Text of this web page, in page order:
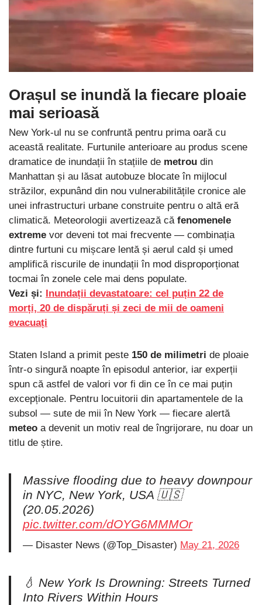
Orașul se inundă la fiecare ploaie
mai serioasă
New York-ul nu se confruntă pentru prima oară cu
această realitate. Furtunile anterioare au produs scene
dramatice de inundații în stațiile de metrou din
Manhattan și au lăsat autobuze blocate în mijlocul
străzilor, expunând din nou vulnerabilitățile cronice ale
unei infrastructuri urbane construite pentru o altă eră
climatică. Meteorologii avertizează că fenomenele
extreme vor deveni tot mai frecvente — combinația
dintre furtuni cu mișcare lentă și aerul cald și umed
amplifică riscurile de inundații în mod disproporționat
tocmai în zonele cele mai dens populate.
Vezi și: Inundații devastatoare: cel puțin 22 de
morți, 20 de dispăruți și zeci de mii de oameni
evacuați
Staten Island a primit peste 150 de milimetri de ploaie
într-o singură noapte în episodul anterior, iar experții
spun că astfel de valori vor fi din ce în ce mai puțin
excepționale. Pentru locuitorii din apartamentele de la
subsol — sute de mii în New York — fiecare alertă
meteo a devenit un motiv real de îngrijorare, nu doar un
titlu de știre.
Massive flooding due to heavy downpour
in NYC, New York, USA 🇺🇸
(20.05.2026)
pic.twitter.com/dOYG6MMMOr
— Disaster News (@Top_Disaster) May 21, 2026
💧 New York Is Drowning: Streets Turned
Into Rivers Within Hours